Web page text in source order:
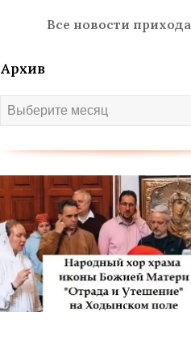
Все новости прихода
Архив
Архив